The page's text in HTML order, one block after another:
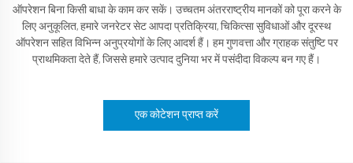
ऑपरेशन बिना किसी बाधा के काम कर सकें। उच्चतम अंतरराष्ट्रीय मानकों को पूरा करने के
लिए अनुकूलित, हमारे जनरेटर सेट आपदा प्रतिक्रिया, चिकित्सा सुविधाओं और दूरस्थ
ऑपरेशन सहित विभिन्न अनुप्रयोगों के लिए आदर्श हैं। हम गुणवत्ता और ग्राहक संतुष्टि पर
प्राथमिकता देते हैं, जिससे हमारे उत्पाद दुनिया भर में पसंदीदा विकल्प बन गए हैं।
एक कोटेशन प्राप्त करें